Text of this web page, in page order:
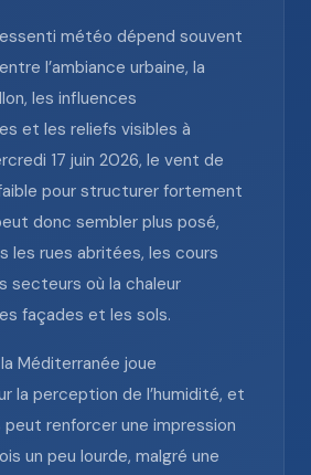
météo dépend souvent
l’ambiance urbaine, la
les influences
et les reliefs visibles à
17 juin 2026, le vent de
pour structurer fortement
donc sembler plus posé,
les rues abritées, les cours
secteurs où la chaleur
façades et les sols.
Méditerranée joue
la perception de l’humidité, et
peut renforcer une impression
un peu lourde, malgré une